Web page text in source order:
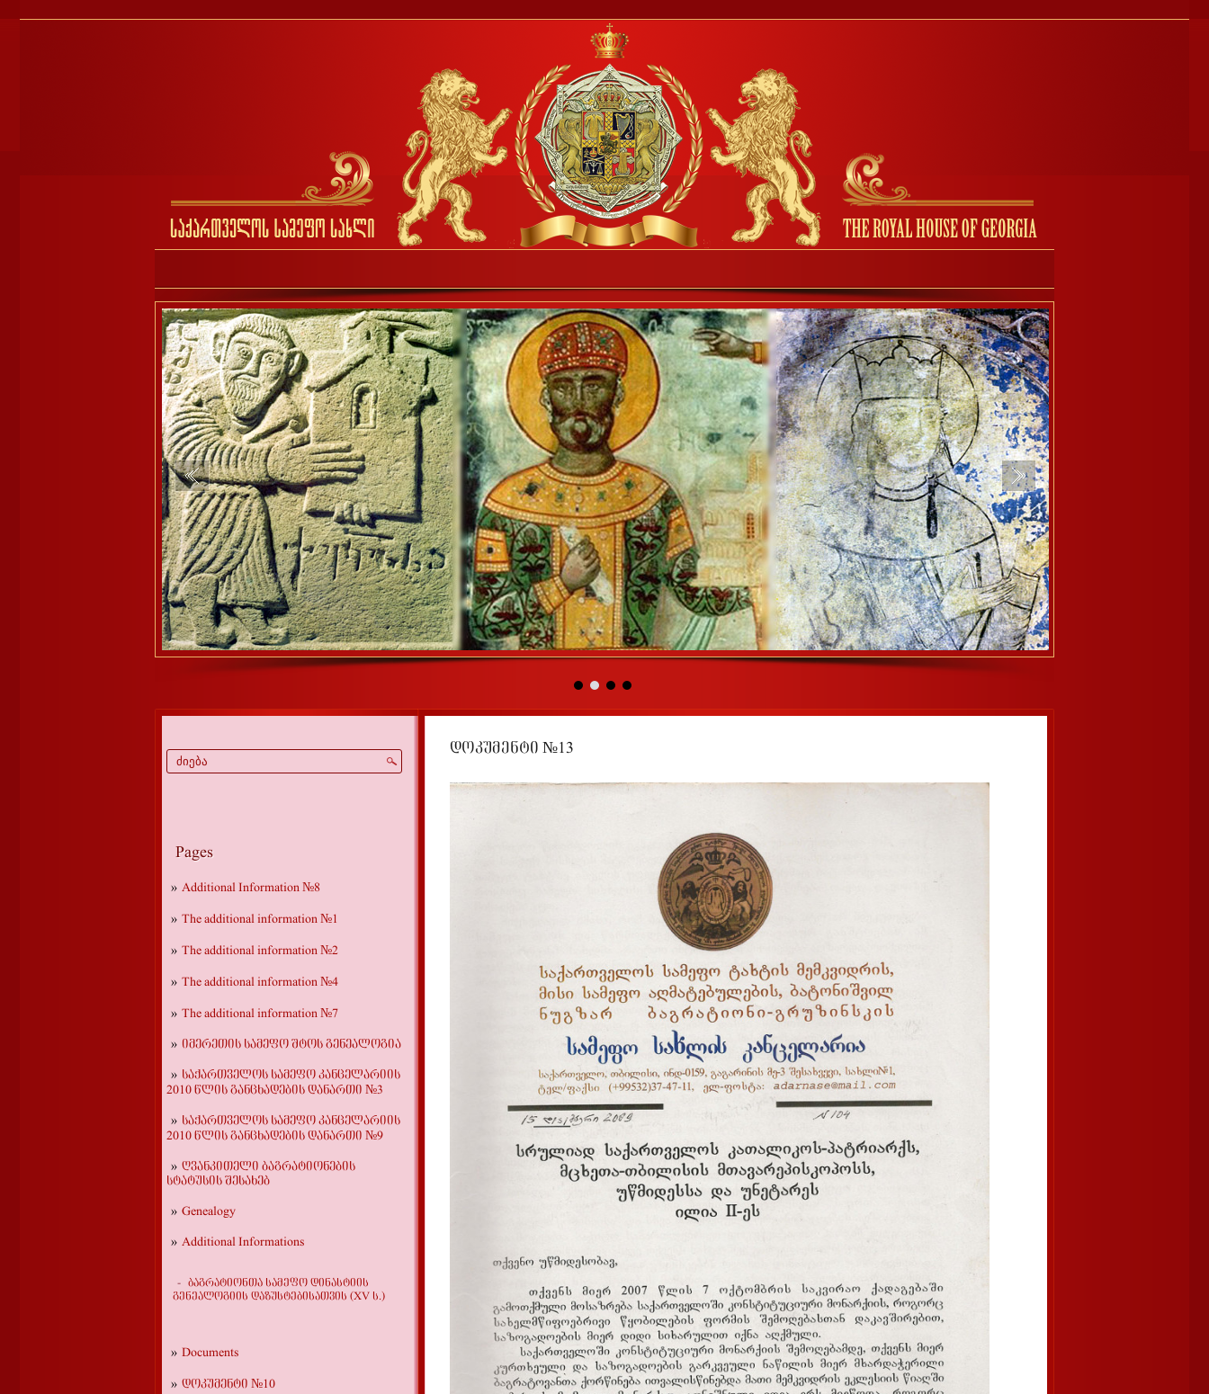
Pages
Additional Information №8
The additional information №1
The additional information №2
The additional information №4
The additional information №7
იმერეთის სამეფო შტოს გენეალოგია
საქართველოს სამეფო კანცელარიის
2010 წლის განცხადების დანართი №3
საქართველოს სამეფო კანცელარიის
2010 წლის განცხადების დანართი №9
ღვანკითელი ბაგრატიონების
სტატუსის შესახებ
Genealogy
Additional Informations
ბაგრატიონთა სამეფო დინასტიის
გენეალოგიის დაზუსტებისათვის (XV ს.)
Documents
დოკუმენტი №10
დოკუმენტი №13